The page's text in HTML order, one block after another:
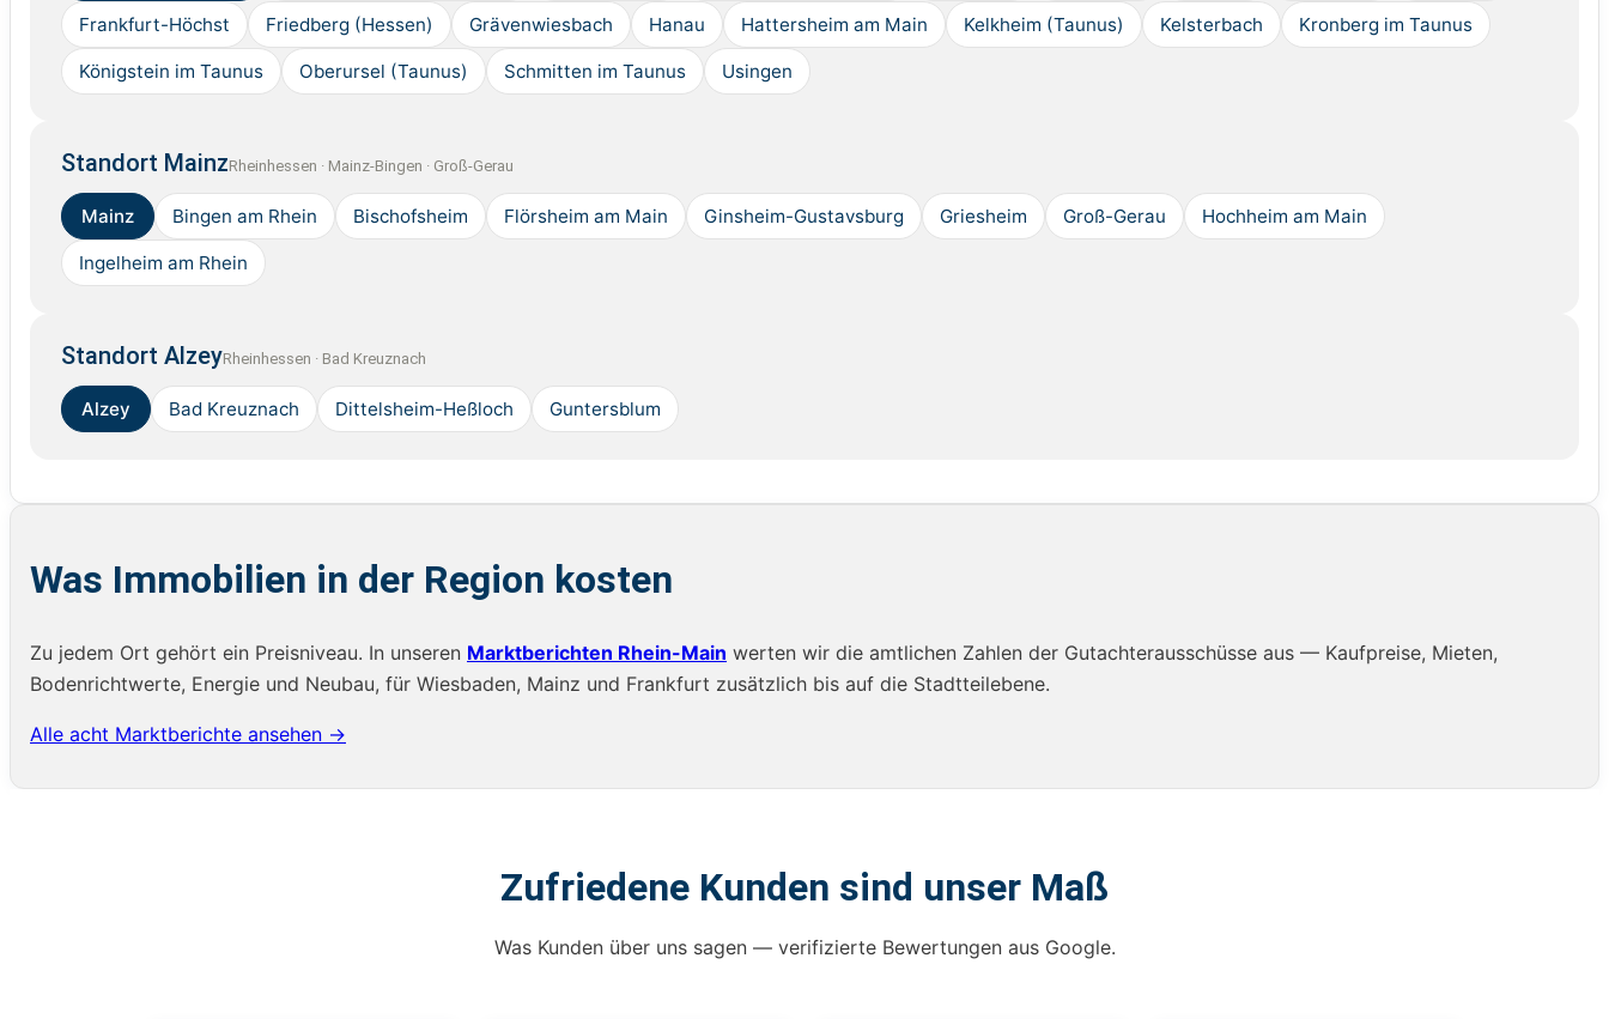
Frankfurt-Höchst Friedberg (Hessen) Grävenwiesbach Hanau Hattersheim am Main Kelkheim (Taunus) Kelsterbach Kronberg im Taunus
Königstein im Taunus Oberursel (Taunus) Schmitten im Taunus Usingen
Standort MainzRheinhessen · Mainz-Bingen · Groß-Gerau
Mainz Bingen am Rhein Bischofsheim Flörsheim am Main Ginsheim-Gustavsburg Griesheim Groß-Gerau Hochheim am Main
Ingelheim am Rhein
Standort AlzeyRheinhessen · Bad Kreuznach
Alzey Bad Kreuznach Dittelsheim-Heßloch Guntersblum
Was Immobilien in der Region kosten
Zu jedem Ort gehört ein Preisniveau. In unseren Marktberichten Rhein-Main werten wir die amtlichen Zahlen der Gutachterausschüsse aus — Kaufpreise, Mieten,
Bodenrichtwerte, Energie und Neubau, für Wiesbaden, Mainz und Frankfurt zusätzlich bis auf die Stadtteilebene.
Alle acht Marktberichte ansehen →
Zufriedene Kunden sind unser Maß
Was Kunden über uns sagen — verifizierte Bewertungen aus Google.